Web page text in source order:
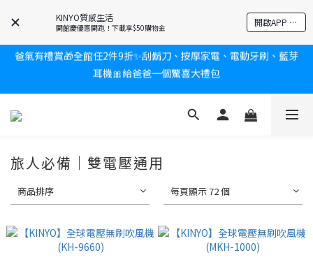
KINYO質感生活
開館慶優惠開跑！下載享$50購物金 開啟APP 享隱藏優惠
新會員送$100購物金✨再享消費回饋無極限
爸氣有禮賞🎁全館任2件9折✨刮鬍刀、按摩家電、電動牙刷、藍芽
耳機🎀給爸爸一個驚喜大禮包
旅人必備｜雙電壓通用
商品排序 每頁顯示 72 個